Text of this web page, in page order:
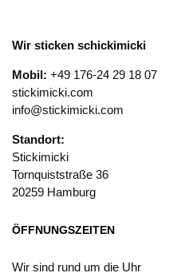
Wir sticken schickimicki
Mobil: +49 176-24 29 18 07
stickimicki.com
info@stickimicki.com
Standort:
Stickimicki
Tornquiststraße 36
20259 Hamburg
ÖFFNUNGSZEITEN
Wir sind rund um die Uhr